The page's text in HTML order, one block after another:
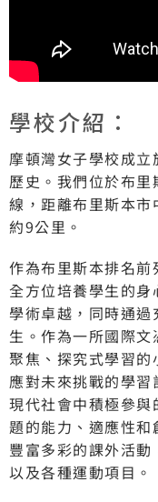
學校介紹：
摩頓灣女子學校成
歷史。我們位於布
線，距離布里斯本
約9公里。
作為布里斯本排名
全方位培養學生的
學術卓越，同時通
生。作為一所國際
聚焦、探究式學習
應對未來挑戰的學
現代社會中積極參
題的能力、適應性
豐富多彩的課外活
以及各種運動項目。